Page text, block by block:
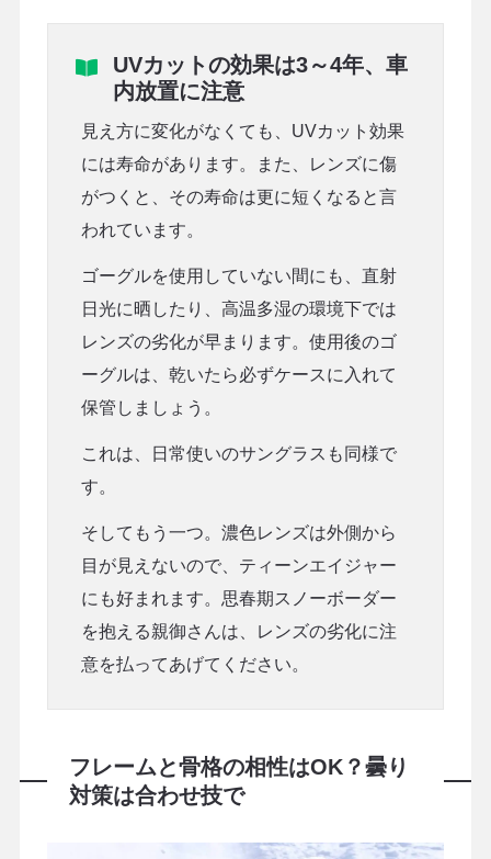
UVカットの効果は3～4年、車
内放置に注意
見え方に変化がなくても、UVカット効果
には寿命があります。また、レンズに傷
がつくと、その寿命は更に短くなると言
われています。
ゴーグルを使用していない間にも、直射
日光に晒したり、高温多湿の環境下では
レンズの劣化が早まります。使用後のゴ
ーグルは、乾いたら必ずケースに入れて
保管しましょう。
これは、日常使いのサングラスも同様で
す。
そしてもう一つ。濃色レンズは外側から
目が見えないので、ティーンエイジャー
にも好まれます。思春期スノーボーダー
を抱える親御さんは、レンズの劣化に注
意を払ってあげてください。
フレームと骨格の相性はOK？曇り
対策は合わせ技で